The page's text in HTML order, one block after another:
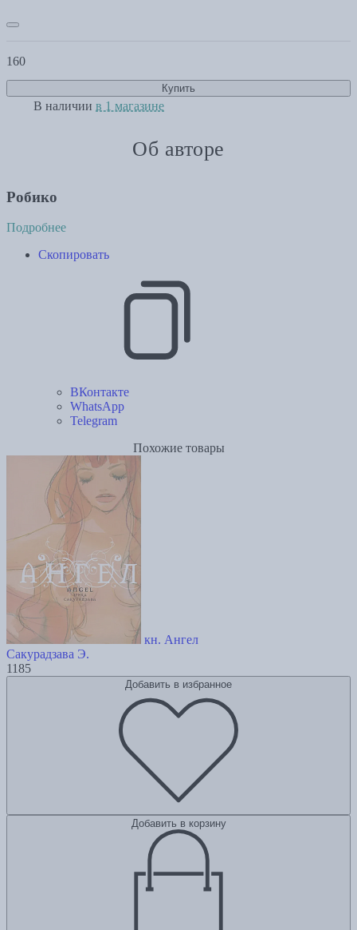
160
Купить
В наличии в 1 магазине
Об авторе
Робико
Подробнее
Скопировать
ВКонтакте
WhatsApp
Telegram
Похожие товары
кн. Ангел
Сакурадзава Э.
1185
Добавить в избранное
Добавить в корзину